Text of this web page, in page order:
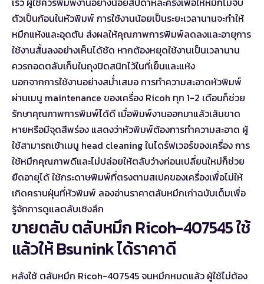
ตัวเป็นก้อนในหัวพิมพ์ การใช้งานน้อยเป็นระยะเวลานานจะทำให้
หมึกแห้งและอุดตัน ส่งผลให้คุณภาพการพิมพ์ลดลงและอายุการ
ใช้งานสั้นลงอย่างเห็นได้ชัด หากต้องหยุดใช้งานเป็นเวลานาน
ควรถอดตลับเก็บในถุงปิดสนิทไว้ในที่เย็นและแห้ง
นอกจากการใช้งานอย่างสม่ำเสมอ การทำความสะอาดหัวพิมพ์
ผ่านเมนู maintenance ของเครื่อง Ricoh ทุก 1-2 เดือนก็ช่วย
รักษาคุณภาพการพิมพ์ได้ดี เมื่อพิมพ์งานออกมาแล้วเส้นขาด
หายหรือมีจุดสีพร่อง แสดงว่าหัวพิมพ์ต้องการทำความสะอาด ผู้
ใช้สามารถเข้าเมนู head cleaning ในไดร์ฟเวอร์ของเครื่อง การ
ใช้หมึกคุณภาพดีและไม่ปล่อยให้ตลับว่างก่อนเปลี่ยนใหม่ก็ช่วย
ยืดอายุได้ ใช้กระดาษพิมพ์ที่ตรงตามสเปคของเครื่องเพื่อไม่ให้
เกิดคราบฝุ่นที่หัวพิมพ์ ลองอ่านราคาตลับหมึกเก่าฉบับเต็มเพื่อ
รู้จักการดูแลตลับเชิงลึก
ขายตลับ ตลับหมึก Ricoh-407545 ใช้
แล้วให้ Bsunink ได้ราคาดี
หลังใช้ ตลับหมึก Ricoh-407545 จนหมึกหมดแล้ว ผู้ใช้ไม่ต้อง